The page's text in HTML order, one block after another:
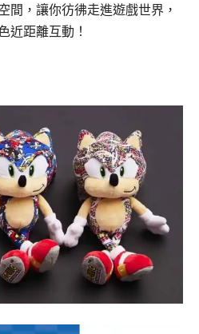
間，讓你彷彿走進遊戲世界，
近距離互動！